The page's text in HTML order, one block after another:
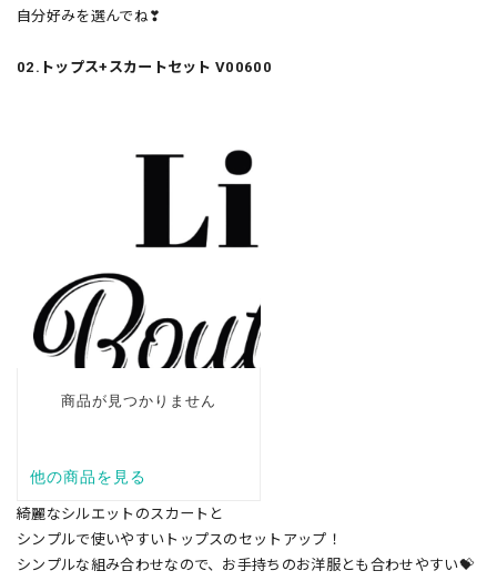
自分好みを選んでね❣
02.トップス+スカートセット V00600
綺麗なシルエットのスカートと
シンプルで使いやすいトップスのセットアップ！
シンプルな組み合わせなので、お手持ちのお洋服とも合わせやすい💝